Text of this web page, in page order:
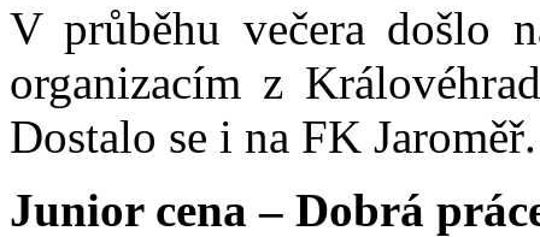
V průběhu večera došlo
organizacím z
Dostalo se i na FK Jaroměř.
Junior cena – Dobrá